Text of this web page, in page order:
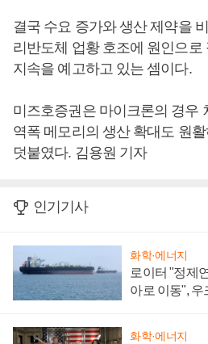
결국 수요 증가와 생산 제약을
리반도체 업황 호조에 원인으로
지속을 예고하고 있는 셈이다.
미즈호증권은 마이크론의 경우
역폭 메모리의 생산 확대도 원
덧붙였다. 김용원 기자
인기기사
화학·에너지
로이터 "정제
아로 이동",
화학·에너지